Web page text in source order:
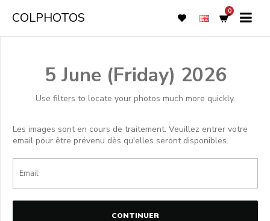
COLPHOTOS 0
5 June (Friday) 2026
Use filters to locate your photos much more quickly.
Les images sont en cours de traitement. Veuillez entrer votre
email pour être prévenu dès qu'elles seront disponibles.
CONTINUER